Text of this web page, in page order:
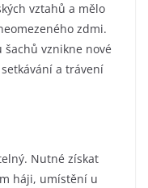
vztahů a mělo
zdmi.
vznikne nové
a trávení
Nutné získat
háji, umístění u